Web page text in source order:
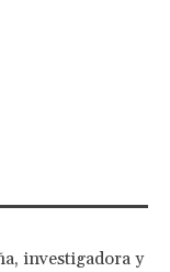
investigadora y